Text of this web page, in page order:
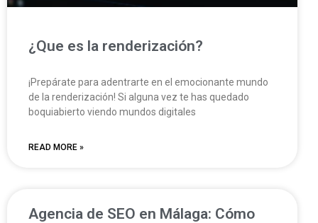
¿Que es la renderización?
¡Prepárate para adentrarte en el emocionante mundo
de la renderización! Si alguna vez te has quedado
boquiabierto viendo mundos digitales
READ MORE »
Agencia de SEO en Málaga: Cómo